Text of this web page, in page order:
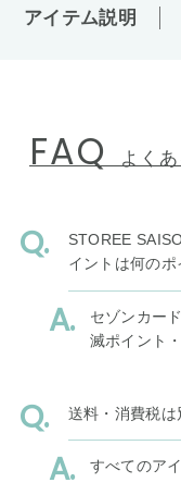
アイテム説明
FAQ よく
STOREE
イントは何のポ
セゾンカー
滅ポイント
送料・消費税は
すべてのア